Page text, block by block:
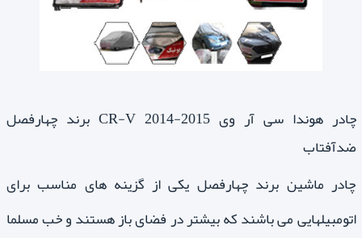
چادر هوندا سی آر وی CR-V 2014-2015 برند چهارفصل
ضدآفتاب
چادر ماشین برند چهارفصل یکی از گزینه های مناسب برای
اتومبیلهایی می باشند که بیشتر در فضای باز هستند و خب مسلما